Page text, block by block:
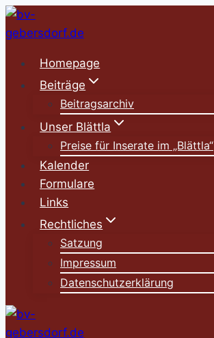
Zum
Inhalt
Homepage
Beiträge
Beitragsarchiv
Unser Blättla
Preise für Inserate im „Blättla“
Kalender
Formulare
Links
Rechtliches
Satzung
Impressum
Datenschutzerklärung